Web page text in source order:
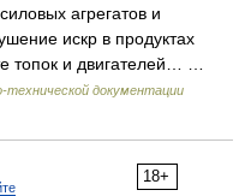
агрегатов и
искр в продуктах
топок и двигателей… …
технической документации
18+